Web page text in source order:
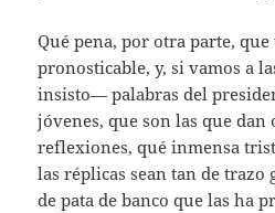
Qué pena, por otra parte, que
pronosticable, y, si vamos a
insisto— palabras del
jóvenes, que son las que dan
reflexiones, qué inmensa
las réplicas sean tan de trazo
de pata de banco que las ha